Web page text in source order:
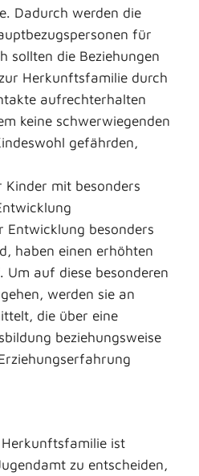
Dadurch werden die
für
sollten die Beziehungen
Herkunftsfamilie durch
aufrechterhalten
keine schwerwiegenden
gefährden,
Kinder mit besonders
Entwicklung besonders
haben einen erhöhten
Um auf diese besonderen
werden sie an
die über eine
beziehungsweise
ist
zu entscheiden,